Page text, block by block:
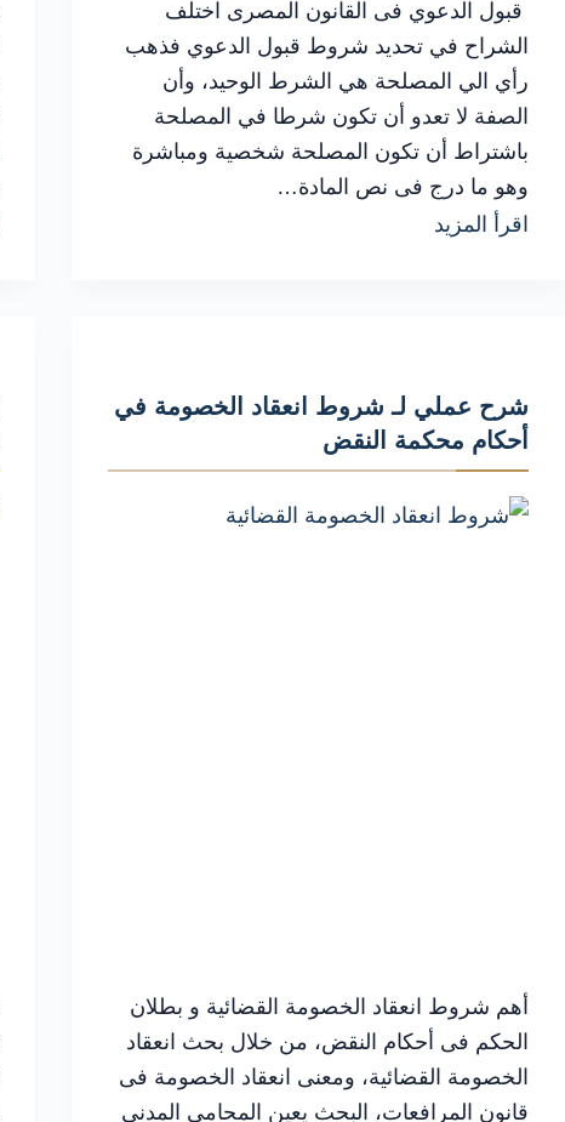
قبول الدعوي فى القانون المصرى اختلف
الشراح في تحديد شروط قبول الدعوي فذهب
رأي الي المصلحة هي الشرط الوحيد، وأن
الصفة لا تعدو أن تكون شرطا في المصلحة
باشتراط أن تكون المصلحة شخصية ومباشرة
وهو ما درج فى نص المادة…
اقرأ المزيد
شروط
قبول
شرح عملي لـ شروط انعقاد الخصومة في
أحكام محكمة النقض
أهم شروط انعقاد الخصومة القضائية و بطلان
الحكم فى أحكام النقض، من خلال بحث انعقاد
الخصومة القضائية، ومعنى انعقاد الخصومة فى
قانون المرافعات، البحث يعين المحامى المدني